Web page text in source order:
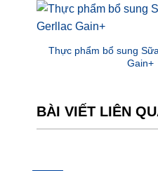
Thực phẩm bổ sung
Gain+
BÀI VIẾT LIÊN